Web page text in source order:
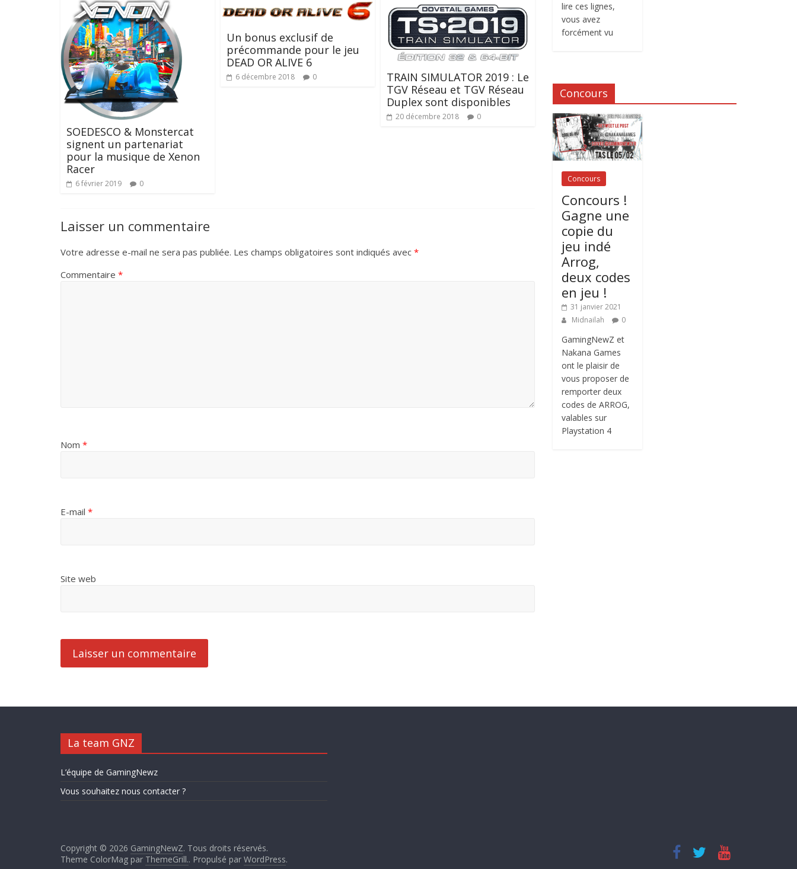
SOEDESCO & Monstercat
signent un partenariat
pour la musique de Xenon
Racer
6 février 2019 0
Un bonus exclusif de
précommande pour le jeu
DEAD OR ALIVE 6
6 décembre 2018 0
TRAIN SIMULATOR 2019 : Le
TGV Réseau et TGV Réseau
Duplex sont disponibles
20 décembre 2018 0
Laisser un commentaire
Votre adresse e-mail ne sera pas publiée. Les champs obligatoires sont indiqués avec *
Commentaire *
Nom *
E-mail *
Site web
lire ces lignes,
vous avez
forcément vu
Concours
Concours
Concours !
Gagne une
copie du
jeu indé
Arrog,
deux codes
en jeu !
31 janvier 2021
Midnailah
0
GamingNewZ et
Nakana Games
ont le plaisir de
vous proposer de
remporter deux
codes de ARROG,
valables sur
Playstation 4
La team GNZ
L’équipe de GamingNewz
Vous souhaitez nous contacter ?
Copyright © 2026 GamingNewZ. Tous droits réservés.
Theme ColorMag par ThemeGrill.. Propulsé par WordPress.